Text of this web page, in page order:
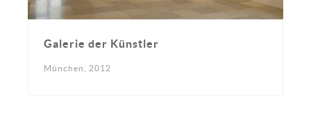
Galerie der Künstler
München, 2012